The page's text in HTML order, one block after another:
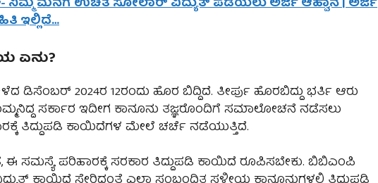
ಇಲ್ಲಿದೆ…
ಏನು?
ಡಿಸೆಂಬರ್ 2024ರ 12ರಂದು ಹೊರ ಬಿದ್ದಿದೆ. ತೀರ್ಪು ಹೊರಬಿದ್ದು ಭರ್ತಿ ಆರು
ಸರ್ಕಾರ ಇದೀಗ ಕಾನೂನು ತಜ್ಞರೊಂದಿಗೆ ಸಮಾಲೋಚನೆ ನಡೆಸಲು
ತಿದ್ದುಪಡಿ ಕಾಯಿದೆಗಳ ಮೇಲೆ ಚರ್ಚೆ ನಡೆಯುತ್ತಿದೆ.
ಈ ಸಮಸ್ಯೆ ಪರಿಹಾರಕ್ಕೆ ಸರಕಾರ ತಿದ್ದುಪಡಿ ಕಾಯಿದೆ ರೂಪಿಸಬೇಕು. ಬಿಬಿಎಂಪಿ